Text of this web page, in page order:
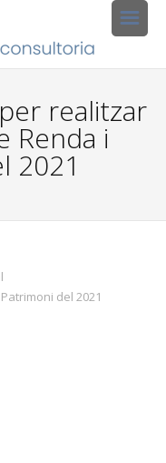
realitzar
Renda i
2021
del 2021